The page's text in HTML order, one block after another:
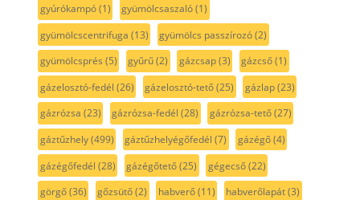
gyúrókampó(1) gyümölcsaszaló(1)
gyümölcscentrifuga (13) gyümölcs passzírozó(2)
gyümölcsprés (5) gyűrű(2) gázcsap(3) gázcső(1)
gázelosztó-fedél (26) gázelosztó-tető(25) gázlap(23)
gázrózsa (23) gázrózsa-fedél (28) gázrózsa-tető(27)
gáztűzhely(499) gáztűzhelyégőfedél (7) gázégő(4)
gázégőfedél (28) gázégőtető(25) gégecső(22)
görgő(36) gőzsütő(2) habverő(11) habverőlapát(3)